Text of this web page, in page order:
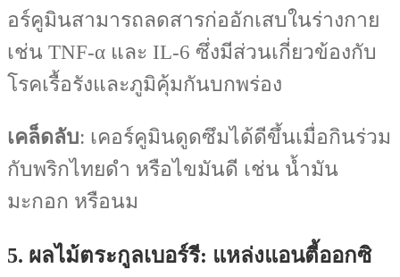
อร์คูมินสามารถลดสารก่ออักเสบในร่างกาย
เช่น TNF-α และ IL-6 ซึ่งมีส่วนเกี่ยวข้องกับ
โรคเรื้อรังและภูมิคุ้มกันบกพร่อง
เคล็ดลับ: เคอร์คูมินดูดซึมได้ดีขึ้นเมื่อกินร่วม
กับพริกไทยดำ หรือไขมันดี เช่น น้ำมัน
มะกอก หรือนม
5. ผลไม้ตระกูลเบอร์รี: แหล่งแอนตี้ออกซิ